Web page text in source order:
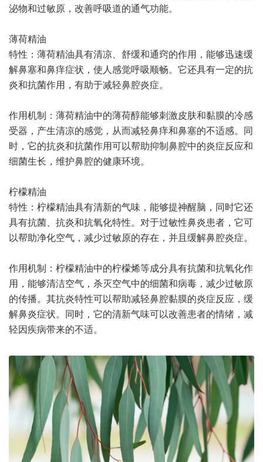
泌物和过敏原，改善呼吸道的通气功能。
薄荷精油
特性：薄荷精油具有清凉、舒缓和通窍的作用，能够迅速缓
解鼻塞和鼻痒症状，使人感觉呼吸顺畅。它还具有一定的抗
炎和抗菌作用，有助于减轻鼻腔炎症。
作用机制：薄荷精油中的薄荷醇能够刺激皮肤和黏膜的冷感
受器，产生清凉的感觉，从而减轻鼻痒和鼻塞的不适感。同
时，它的抗炎和抗菌作用可以帮助抑制鼻腔中的炎症反应和
细菌生长，维护鼻腔的健康环境。
柠檬精油
特性：柠檬精油具有清新的气味，能够提神醒脑，同时它还
具有抗菌、抗炎和抗氧化特性。对于过敏性鼻炎患者，它可
以帮助净化空气，减少过敏原的存在，并且缓解鼻腔炎症。
作用机制：柠檬精油中的柠檬烯等成分具有抗菌和抗氧化作
用，能够清洁空气，杀灭空气中的细菌和病毒，减少过敏原
的传播。其抗炎特性可以帮助减轻鼻腔黏膜的炎症反应，缓
解鼻炎症状。同时，它的清新气味可以改善患者的情绪，减
轻因疾病带来的不适。